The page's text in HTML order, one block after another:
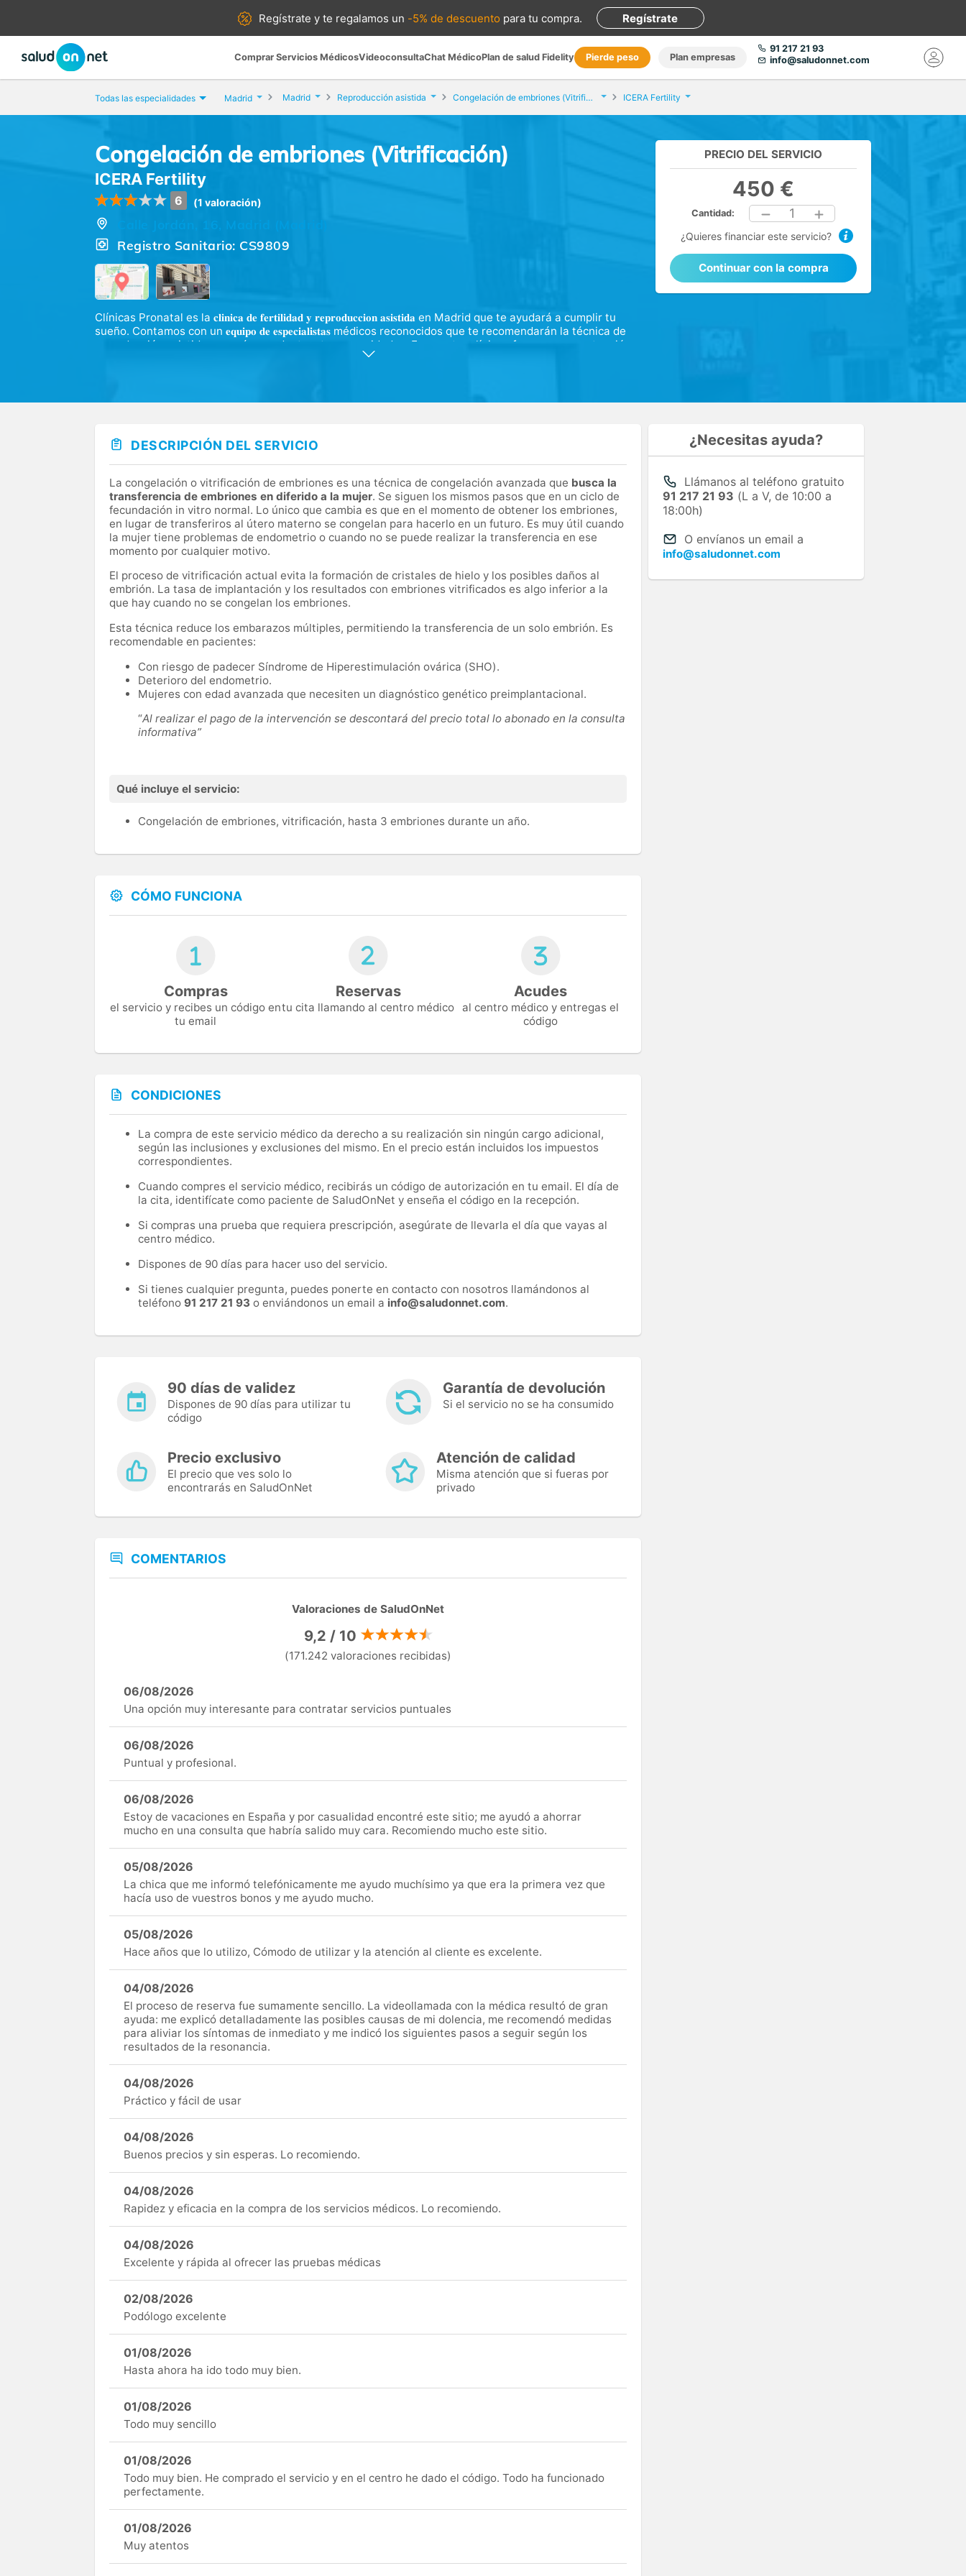
Regístrate yte regalamos un -5% de descuento para tu compra. Regístrate
Comprar Servicios MédicosVideoconsultaChat MédicoPlan de salud Fidelity Pierde peso Plan empresas
91 217 21 93
info@saludonnet.com
Todas las especialidades Madrid Madrid Reproducción asistida Congelación de embriones (Vitrificación) ICERA Fertility
Congelación de embriones (Vitrificación)
ICERA Fertility
6 (1 valoración)
Registro Sanitario: CS9809
Clínicas Pronatal es la 𝐜𝐥𝐢𝐧𝐢𝐜𝐚 𝐝𝐞 𝐟𝐞𝐫𝐭𝐢𝐥𝐢𝐝𝐚𝐝 𝐲 𝐫𝐞𝐩𝐫𝐨𝐝𝐮𝐜𝐜𝐢𝐨𝐧 𝐚𝐬𝐢𝐬𝐭𝐢𝐝𝐚 en Madrid que te ayudará a cumplir tu
sueño. Contamos con un 𝐞𝐪𝐮𝐢𝐩𝐨 𝐝𝐞 𝐞𝐬𝐩𝐞𝐜𝐢𝐚𝐥𝐢𝐬𝐭𝐚𝐬 médicos reconocidos que te recomendarán la técnica de
reproducción asistida que más se adapte a tus necesidades. En nuestra clínica ofrecemos una atención
global, 𝐩𝐞𝐫𝐬𝐨𝐧𝐚𝐥𝐢𝐳𝐚𝐝𝐚 y eficaz a través de los últimos avances tecnológicos y adaptada totalmente a cada
deseando conoceros para poder formar parte de ese momento tan importante.
PRECIO DEL SERVICIO
450 €
Cantidad: 1
¿Quieres financiar este servicio?
Continuar con la compra
DESCRIPCIÓN DEL SERVICIO
La congelación o vitrificación de embriones es una técnica de congelación avanzada que busca la
transferencia de embriones en diferido a la mujer. Se siguen los mismos pasos que en un ciclo de
fecundación in vitro normal. Lo único que cambia es que en el momento de obtener los embriones,
en lugar de transferiros al útero materno se congelan para hacerlo en un futuro. Es muy útil cuando
la mujer tiene problemas de endometrio o cuando no se puede realizar la transferencia en ese
momento por cualquier motivo.
El proceso de vitrificación actual evita la formación de cristales de hielo y los posibles daños al
embrión. La tasa de implantación y los resultados con embriones vitrificados es algo inferior a la
que hay cuando no se congelan los embriones.
Esta técnica reduce los embarazos múltiples, permitiendo la transferencia de un solo embrión. Es
recomendable en pacientes:
Con riesgo de padecer Síndrome de Hiperestimulación ovárica (SHO).
Deterioro del endometrio.
Mujeres con edad avanzada que necesiten un diagnóstico genético preimplantacional.
“Al realizar el pago de la intervención se descontará del precio total lo abonado en la consulta
informativa”
Qué incluye el servicio:
Congelación de embriones, vitrificación, hasta 3 embriones durante un año.
CÓMO FUNCIONA
Compras
el servicio y recibes un código en
tu email
Reservas
tu cita llamando al centro médico
Acudes
al centro médico y entregas el
código
CONDICIONES
La compra de este servicio médico da derecho a su realización sin ningún cargo adicional,
según las inclusiones y exclusiones del mismo. En el precio están incluidos los impuestos
correspondientes.
Cuando compres el servicio médico, recibirás un código de autorización en tu email. El día de
la cita, identifícate como paciente de SaludOnNet y enseña el código en la recepción.
Si compras una prueba que requiera prescripción, asegúrate de llevarla el día que vayas al
centro médico.
Dispones de 90 días para hacer uso del servicio.
Si tienes cualquier pregunta, puedes ponerte en contacto con nosotros llamándonos al
teléfono 91 217 21 93 o enviándonos un email a info@saludonnet.com.
90 días de validez
Dispones de 90 días para utilizar tu
código
Garantía de devolución
Si el servicio no se ha consumido
Precio exclusivo
El precio que ves solo lo
encontrarás en SaludOnNet
Atención de calidad
Misma atención que si fueras por
privado
COMENTARIOS
Valoraciones de SaludOnNet
9,2 / 10
(171.242 valoraciones recibidas)
06/08/2026
Una opción muy interesante para contratar servicios puntuales
06/08/2026
Puntual y profesional.
06/08/2026
Estoy de vacaciones en España y por casualidad encontré este sitio; me ayudó a ahorrar
mucho en una consulta que habría salido muy cara. Recomiendo mucho este sitio.
05/08/2026
La chica que me informó telefónicamente me ayudo muchísimo ya que era la primera vez que
hacía uso de vuestros bonos y me ayudo mucho.
05/08/2026
Hace años que lo utilizo, Cómodo de utilizar y la atención al cliente es excelente.
04/08/2026
El proceso de reserva fue sumamente sencillo. La videollamada con la médica resultó de gran
ayuda: me explicó detalladamente las posibles causas de mi dolencia, me recomendó medidas
para aliviar los síntomas de inmediato y me indicó los siguientes pasos a seguir según los
resultados de la resonancia.
04/08/2026
Práctico y fácil de usar
04/08/2026
Buenos precios y sin esperas. Lo recomiendo.
04/08/2026
Rapidez y eficacia en la compra de los servicios médicos. Lo recomiendo.
04/08/2026
Excelente y rápida al ofrecer las pruebas médicas
02/08/2026
Podólogo excelente
01/08/2026
Hasta ahora ha ido todo muy bien.
01/08/2026
Todo muy sencillo
01/08/2026
Todo muy bien. He comprado el servicio y en el centro he dado el código. Todo ha funcionado
perfectamente.
01/08/2026
Muy atentos
¿Necesitas ayuda?
Llámanos al teléfono gratuito
91 217 21 93 (L a V, de 10:00 a
18:00h)
O envíanos un email a
info@saludonnet.com